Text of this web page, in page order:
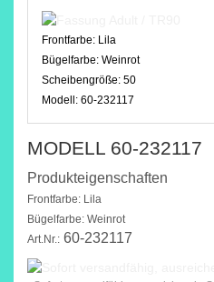
Frontfarbe: Lila
Bügelfarbe: Weinrot
Scheibengröße: 50
Modell: 60-232117
MODELL 60-232117
Produkteigenschaften
Frontfarbe: Lila
Bügelfarbe: Weinrot
Art.Nr.: 60-232117